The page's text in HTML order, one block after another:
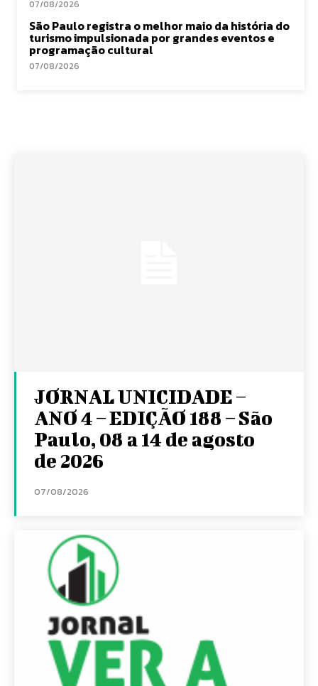
07/08/2026
São Paulo registra o melhor maio da história do
turismo impulsionada por grandes eventos e
programação cultural
07/08/2026
JORNAL UNICIDADE –
ANO 4 – EDIÇÃO 188 – São
Paulo, 08 a 14 de agosto
de 2026
07/08/2026